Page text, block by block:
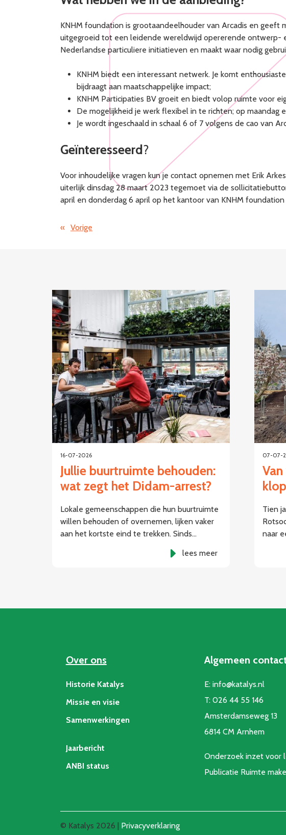
KNHM foundation is grootaandeelhouder van Arcadis en geeft
uitgegroeid tot een leidende wereldwijd opererende ontwerp-
Nederlandse particuliere initiatieven en maakt waar nodig
KNHM biedt een interessant netwerk. Je komt
bijdraagt aan maatschappelijke impact;
KNHM Participaties BV groeit en biedt volop ruimte voor
De mogelijkheid je werk flexibel in te richten; op maandag
Je wordt ingeschaald in schaal 6 of 7 volgens de cao van
Geïnteresseerd?
Voor inhoudelijke vragen kun je contact opnemen met Erik
uiterlijk dinsdag 28 maart 2023 tegemoet via de
april en donderdag 6 april op het kantoor van KNHM
« Vorige
16-07-2026
Jullie buurtruimte behouden:
wat zegt het Didam-arrest?
Lokale gemeenschappen die hun buurtruimte
willen behouden of overnemen, lijken vaker
aan het kortste eind te trekken. Sinds…
lees meer
07-07-
Tien
naar
Over ons
Historie Katalys
Missie en visie
Samenwerkingen
Jaarbericht
ANBI status
Algemeen
E:info@katalys.nl
T:026 44 55 146
Amsterdamseweg 13
6814 CM Arnhem
Onderzoek inzet voor
Publicatie Ruimte
© Katalys 2026 | Privacyverklaring